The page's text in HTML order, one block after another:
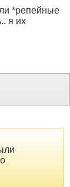
*репейные
я их